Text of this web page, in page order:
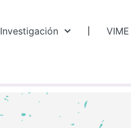
Investigación VIME